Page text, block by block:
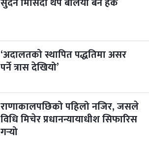
‘अदालतको स्थापित पद्धतिमा असर
पर्ने त्रास देखियो’
राणाकालपछिको पहिलो नजिर, जसले
विधि मिचेर प्रधानन्यायाधीश सिफारिस
गर्‍यो